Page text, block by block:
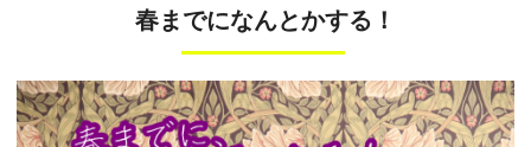
春までになんとかする！